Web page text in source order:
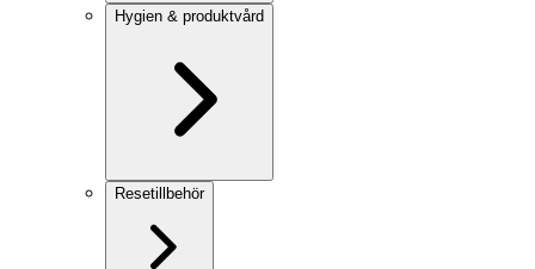
Hygien & produktvård
Resetillbehör